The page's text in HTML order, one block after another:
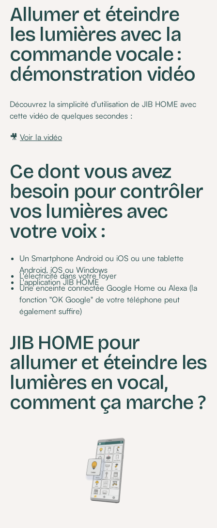
Allumer et éteindre
les lumières avec la
commande vocale :
démonstration vidéo
Découvrez la simplicité d'utilisation de JIB HOME avec
cette vidéo de quelques secondes :
🎥Voir la vidéo
Ce dont vous avez
besoin pour contrôler
vos lumières avec
votre voix :
Un Smartphone Android ou iOS ou une tablette
Android, iOS ou Windows
L'électricité dans votre foyer
L'application JIB HOME
Une enceinte connectée Google Home ou Alexa (la
fonction "OK Google" de votre téléphone peut
également suffire)
JIB HOME pour
allumer et éteindre les
lumières en vocal,
comment ça marche ?